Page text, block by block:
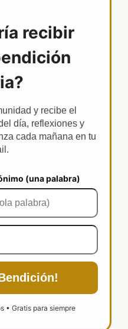
recibir
y recibe el
día, reflexiones y
cada mañana en tu
(una palabra)
• Gratis para siempre